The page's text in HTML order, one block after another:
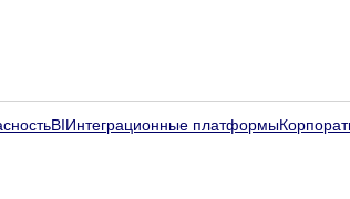
BIИнтеграционные платформы